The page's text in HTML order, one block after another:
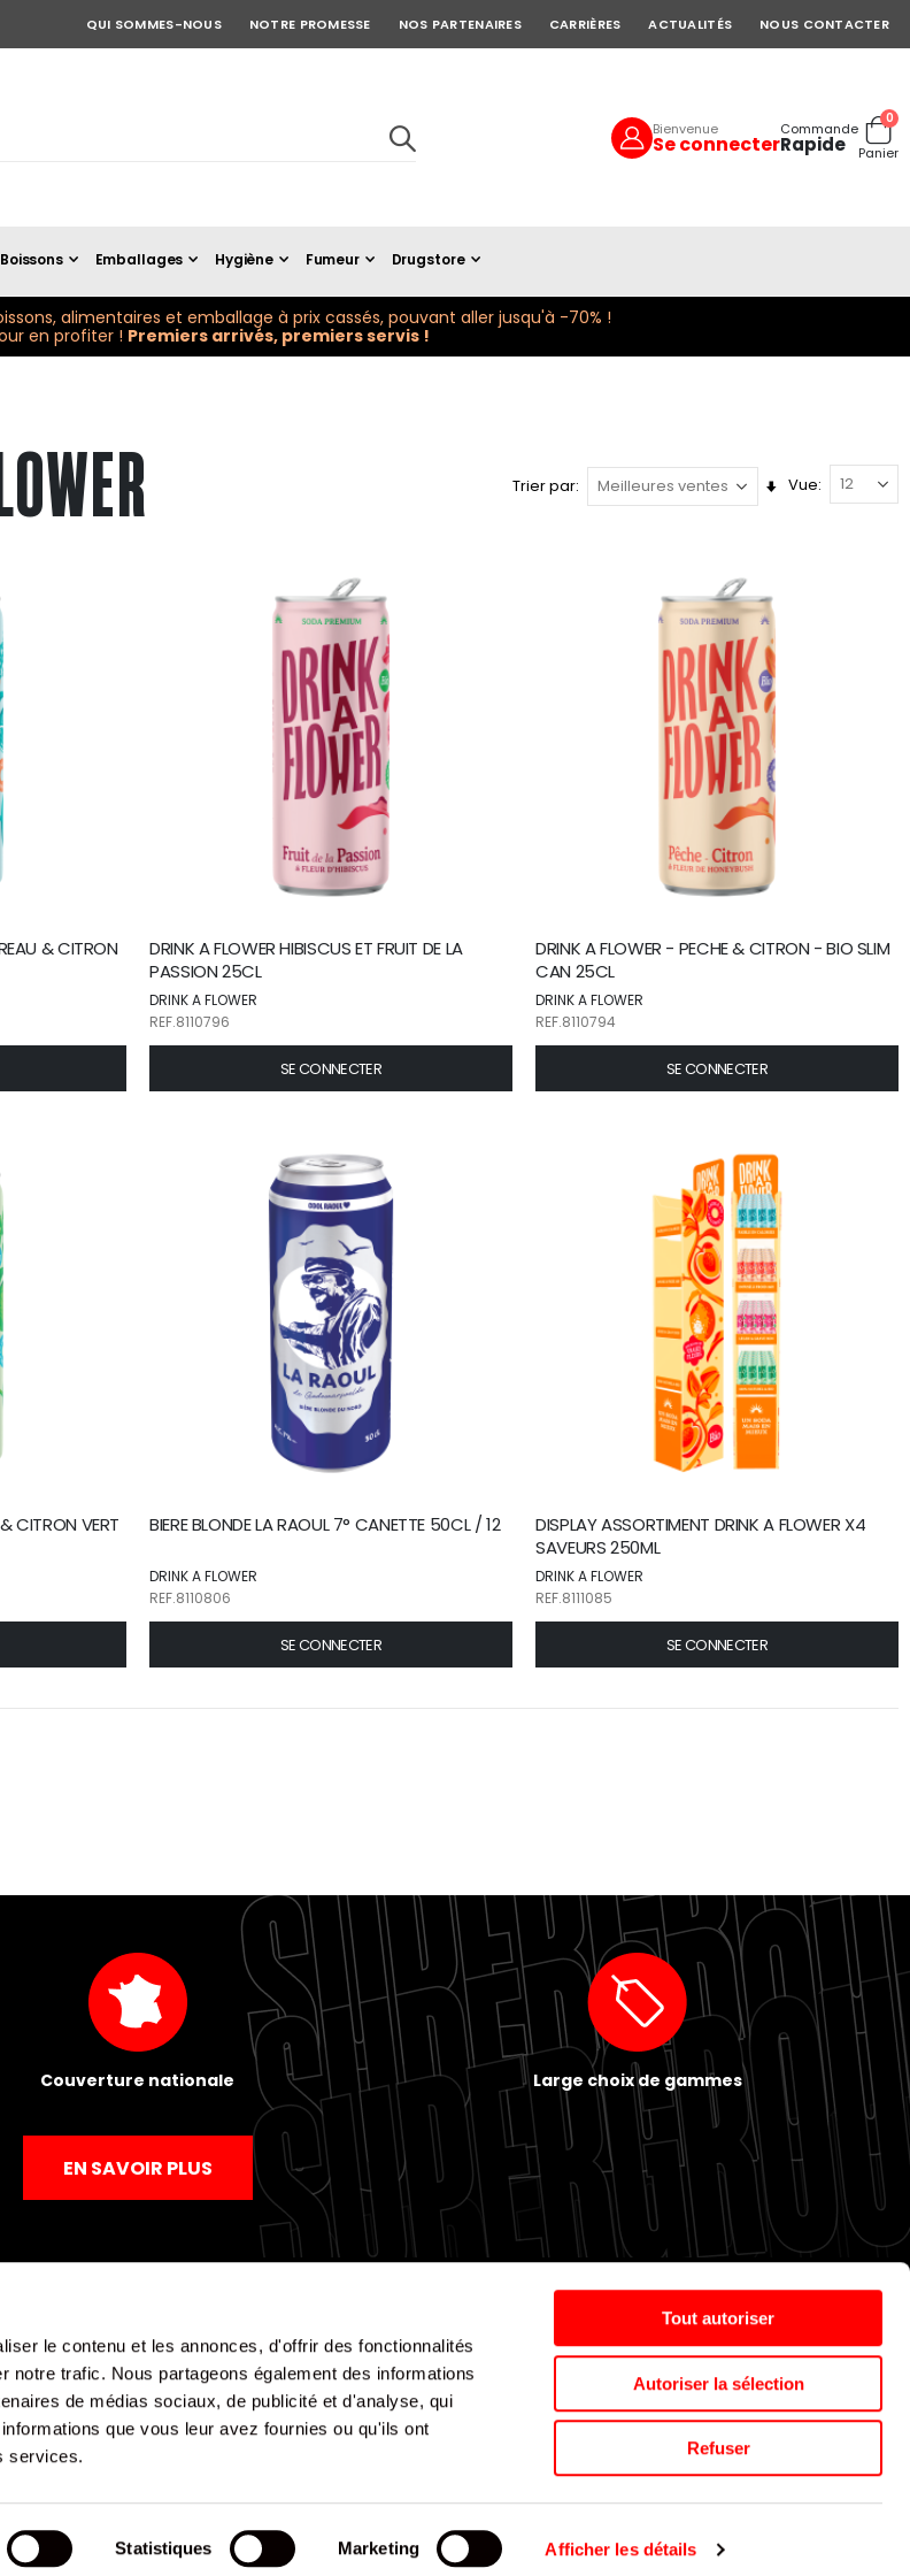
le contenu et les annonces, d'offrir des fonctionnalités
notre trafic. Nous partageons également des informations
de médias sociaux, de publicité et d'analyse, qui
que vous leur avez fournies ou qu'ils ont
services.
Statistiques Marketing Afficher les détails
Tout autoriser
Autoriser la sélection
Refuser
QUI SOMMES-NOUS NOTRE PROMESSE NOS PARTENAIRES CARRIÈRES ACTUALITÉS NOUS CONTACTER
Bienvenue
Se connecter
Commande
Rapide Cart
0
Panier
Boissons Emballages Hygiène Fumeur Drugstore
alimentaires et emballage à prix cassés, pouvant aller jusqu'à -70% !
en profiter ! Premiers arrivés, premiers servis !
Trier par Définir
Vue
& CITRON
DRINK A FLOWER HIBISCUS ET FRUIT DE LA
PASSION 25CL
DRINK A FLOWER
REF.8110796
SE CONNECTER
DRINK A FLOWER - PECHE & CITRON - BIO SLIM
CAN 25CL
DRINK A FLOWER
REF.8110794
SE CONNECTER
CITRON VERT
BIERE BLONDE LA RAOUL 7° CANETTE 50CL / 12
DRINK A FLOWER
REF.8110806
SE CONNECTER
DISPLAY ASSORTIMENT DRINK A FLOWER X4
SAVEURS 250ML
DRINK A FLOWER
REF.8111085
SE CONNECTER
Couverture nationale Large choix de gammes
EN SAVOIR PLUS
Politique de confidentialité CGV Politique de cookies Nos agences Espace presse
Supergroup © 2024. All Rights Reserved